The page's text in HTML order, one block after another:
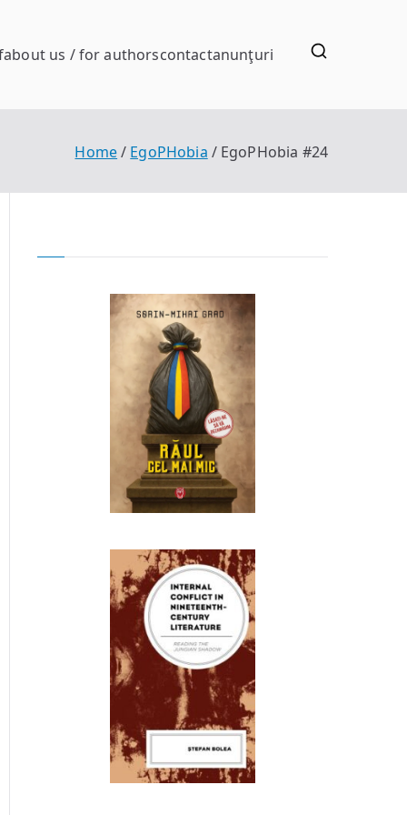
about us / for authorscontactanunţuri
Home EgoPHobia EgoPHobia #24